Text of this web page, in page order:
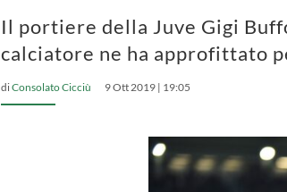
Il portiere della Juve Gigi
calciatore ne ha approfittato
diConsolato Cicciù 9 Ott 2019 | 19:05